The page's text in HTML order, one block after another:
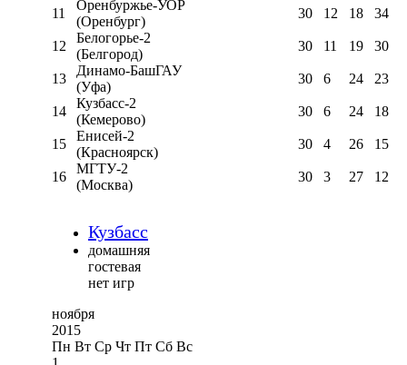
11
Оренбуржье-УОР
(Оренбург)
30 12 18 34
12
Белогорье-2
(Белгород)
30 11 19 30
13
Динамо-БашГАУ
(Уфа)
30 6 24 23
14
Кузбасс-2
(Кемерово)
30 6 24 18
15
Енисей-2
(Красноярск)
30 4 26 15
16
МГТУ-2
(Москва)
30 3 27 12
Кузбасс
домашняя
гостевая
нет игр
ноября
2015
Пн Вт Ср Чт Пт Сб Вс